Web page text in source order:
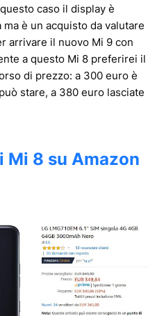
caso il display è
è un acquisto da valutare
arrivare il nuovo Mi 9 con
a questo Mi 8 preferirei il
di prezzo: a 300 euro è
stare, a 380 euro lasciate
Mi 8 su Amazon